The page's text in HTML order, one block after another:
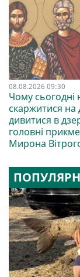
08.08.2026 09:30
Чому
скаржитися на
дивитися в
головні
Мирона